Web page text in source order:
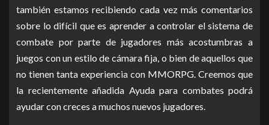
también estamos recibiendo cada vez más comentarios
sobre lo difícil que es aprender a controlar el sistema de
combate por parte de jugadores más acostumbras a
juegos con un estilo de cámara fija, o bien de aquellos que
no tienen tanta experiencia con MMORPG. Creemos que
la recientemente añadida Ayuda para combates podrá
ayudar con creces a muchos nuevos jugadores.